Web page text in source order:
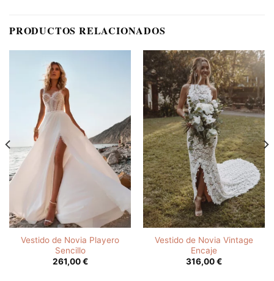
PRODUCTOS RELACIONADOS
Vestido de Novia Playero
Sencillo
261,00€
Vestido de Novia Vintage
Encaje
316,00€